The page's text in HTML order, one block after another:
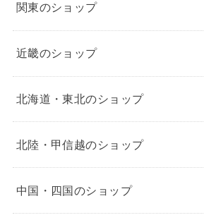
関東のショップ
近畿のショップ
北海道・東北のショップ
北陸・甲信越のショップ
中国・四国のショップ